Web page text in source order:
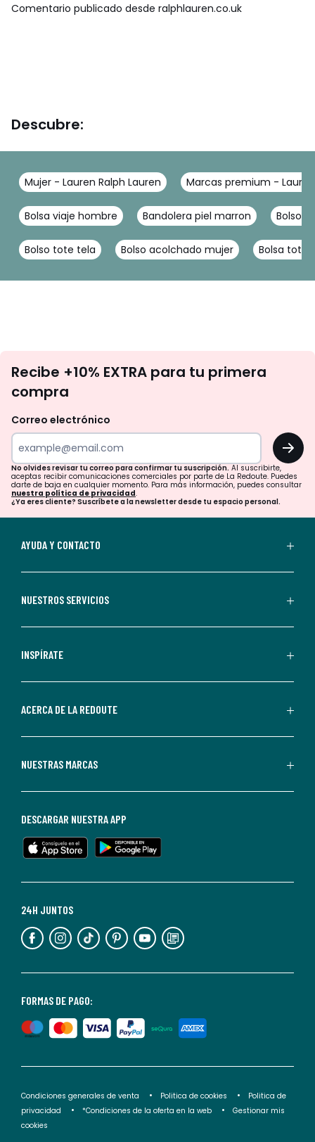
Comentario publicado desde ralphlauren.co.uk
Descubre:
Mujer - Lauren Ralph Lauren Marcas premium -
Bolsa viaje hombre Bandolera piel marron Bolso
Bolso tote tela Bolso acolchado mujer Bolsa tote
te
tu
para
confirmar
tu
suscripción.
aceptas
comerciales
personalizadas
parte
Redoute.
de
en
cualquier
Para
información,
puedes
nuestra
de
privacidad</2>.
Recibe +10% EXTRA para tu primera
compra
Correo electrónico
OK
No olvides revisar tu correo para confirmar tu suscripción. Al suscribirte,
aceptas recibir comunicaciones comerciales por parte de La Redoute. Puedes
darte de baja en cualquier momento. Para más información, puedes consultar
nuestra política de privacidad.
¿Ya eres cliente? Suscríbete a la newsletter desde tu espacio personal.
AYUDA Y CONTACTO
NUESTROS SERVICIOS
INSPÍRATE
ACERCA DE LA REDOUTE
NUESTRAS MARCAS
FORMAS DE PAGO:
24H JUNTOS
DESCARGAR NUESTRA APP
Condiciones generales de venta Politica de cookies
Politica de
privacidad
*Condiciones de la oferta en la web
Gestionar mis
cookies